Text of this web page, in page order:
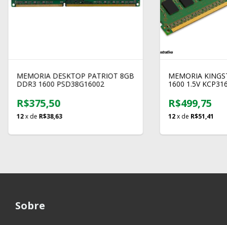
MEMORIA DESKTOP PATRIOT 8GB
DDR3 1600 PSD38G16002
R$375,50
12x de R$38,63
MEMORIA
1600 1.5V
R$499,75
12x de R$51,41
Sobre